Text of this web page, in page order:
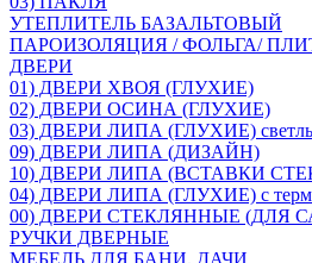
УТЕПЛИТЕЛЬ БАЗАЛЬТОВЫЙ
ПАРОИЗОЛЯЦИЯ / ФОЛЬГА/
ДВЕРИ
01) ДВЕРИ ХВОЯ (ГЛУХИЕ)
02) ДВЕРИ ОСИНА (ГЛУХИЕ)
03) ДВЕРИ ЛИПА (ГЛУХИЕ)
09) ДВЕРИ ЛИПА (ДИЗАЙН)
10) ДВЕРИ ЛИПА (ВСТАВКИ
04) ДВЕРИ ЛИПА (ГЛУХИЕ) с термо
00) ДВЕРИ СТЕКЛЯННЫЕ (ДЛЯ
РУЧКИ ДВЕРНЫЕ
МЕБЕЛЬ ДЛЯ БАНИ, ДАЧИ